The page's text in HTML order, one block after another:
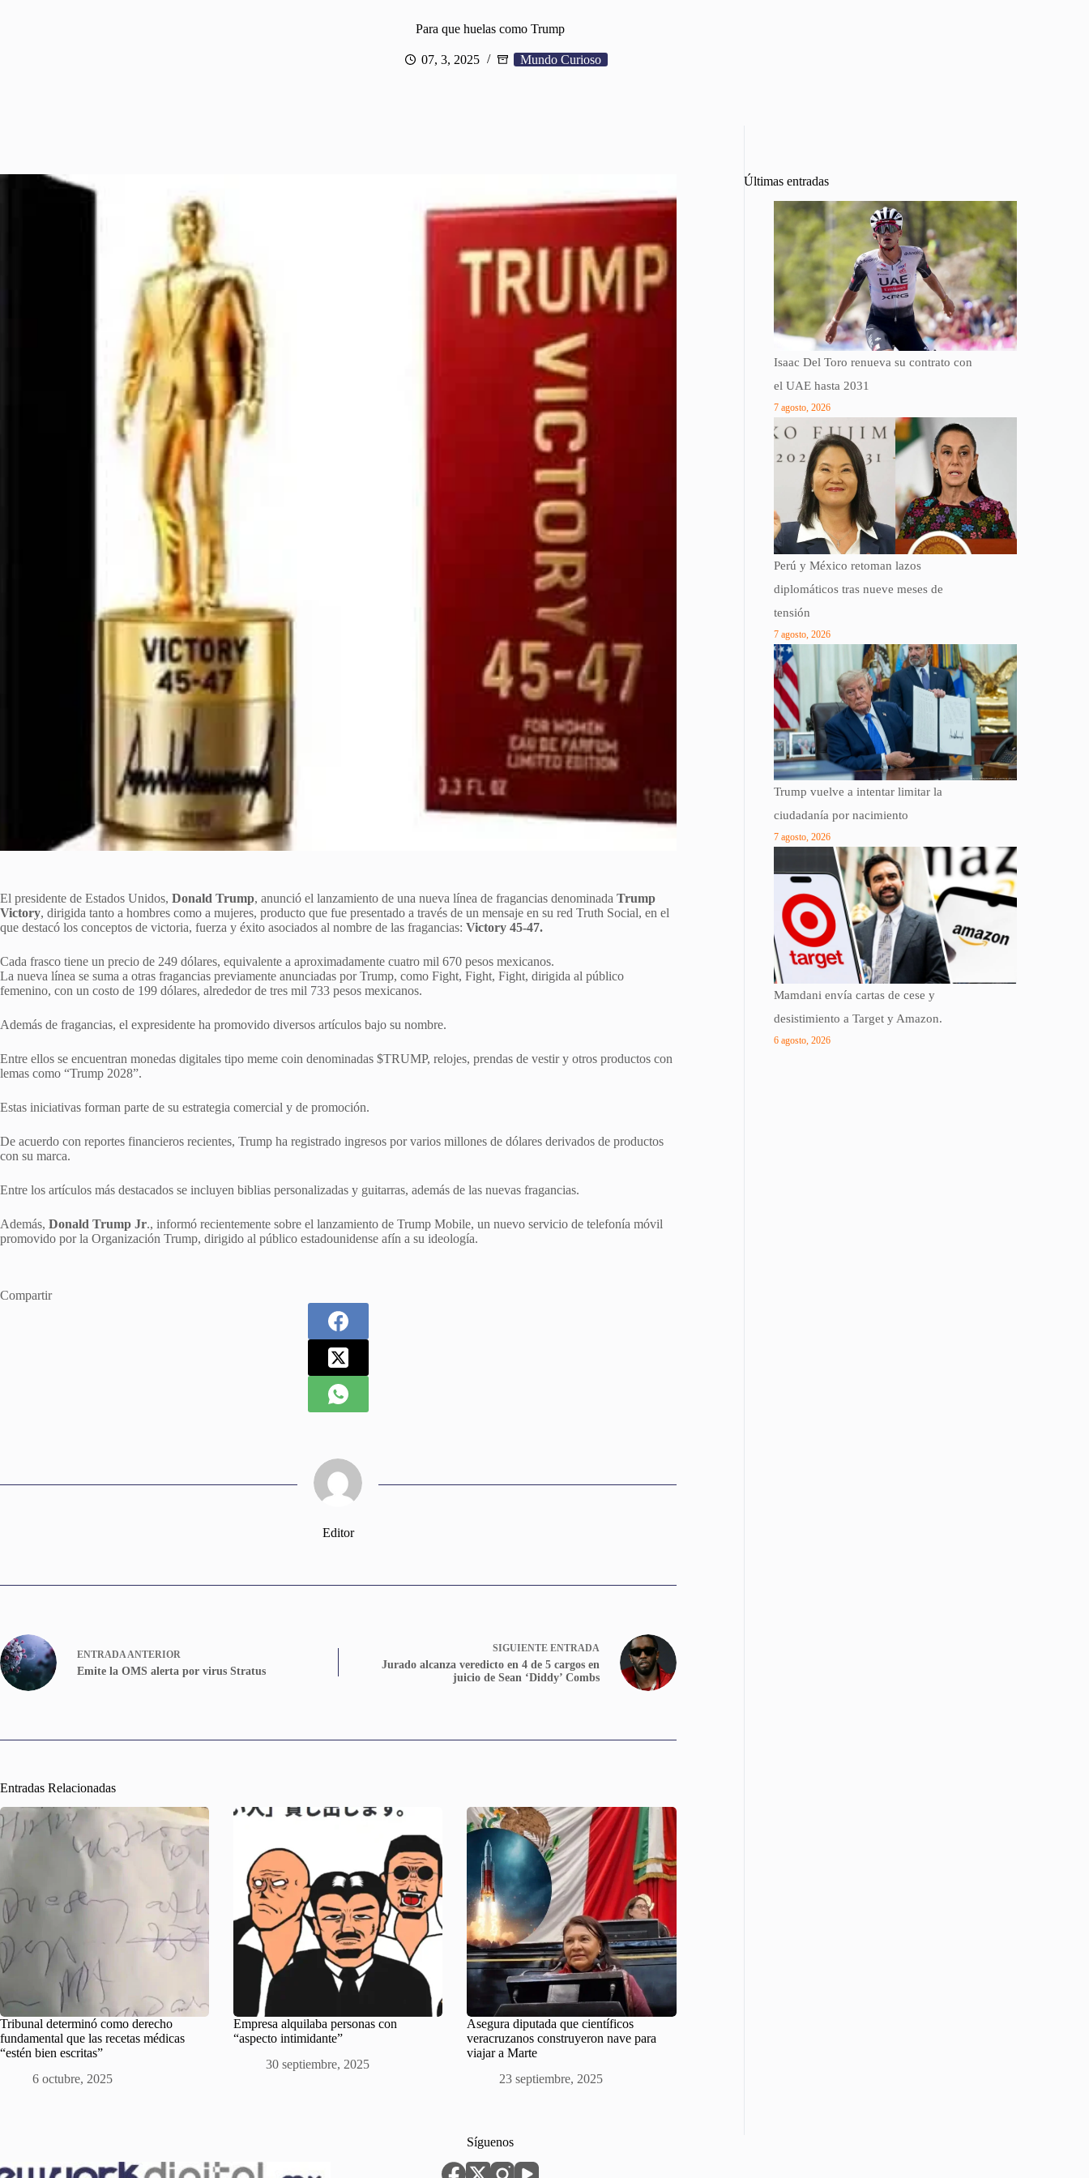
Para que huelas como Trump
07, 3, 2025 Mundo Curioso
El presidente de Estados Unidos, Donald Trump, anunció el lanzamiento de una nueva línea de fragancias denominada Trump
Victory, dirigida tanto a hombres como a mujeres, producto que fue presentado a través de un mensaje en su red Truth Social, en el
que destacó los conceptos de victoria, fuerza y éxito asociados al nombre de las fragancias: Victory 45-47.
Cada frasco tiene un precio de 249 dólares, equivalente a aproximadamente cuatro mil 670 pesos mexicanos.
La nueva línea se suma a otras fragancias previamente anunciadas por Trump, como Fight, Fight, Fight, dirigida al público
femenino, con un costo de 199 dólares, alrededor de tres mil 733 pesos mexicanos.
Además de fragancias, el expresidente ha promovido diversos artículos bajo su nombre.
Entre ellos se encuentran monedas digitales tipo meme coin denominadas $TRUMP, relojes, prendas de vestir y otros productos con
lemas como “Trump 2028”.
Estas iniciativas forman parte de su estrategia comercial y de promoción.
De acuerdo con reportes financieros recientes, Trump ha registrado ingresos por varios millones de dólares derivados de productos
con su marca.
Entre los artículos más destacados se incluyen biblias personalizadas y guitarras, además de las nuevas fragancias.
Además, Donald Trump Jr., informó recientemente sobre el lanzamiento de Trump Mobile, un nuevo servicio de telefonía móvil
promovido por la Organización Trump, dirigido al público estadounidense afín a su ideología.
Compartir
Editor
ENTRADAANTERIOR
Emite la OMS alerta por virus Stratus
SIGUIENTE ENTRADA
Jurado alcanza veredicto en 4 de 5 cargos en
juicio de Sean ‘Diddy’ Combs
Entradas Relacionadas
Tribunal determinó como derecho
fundamental que las recetas médicas
“estén bien escritas”
6 octubre, 2025
Empresa alquilaba personas con
“aspecto intimidante”
30 septiembre, 2025
Asegura diputada que científicos
veracruzanos construyeron nave para
viajar a Marte
23 septiembre, 2025
Últimas entradas
Isaac Del Toro renueva su contrato con
el UAE hasta 2031
7 agosto, 2026
Perú y México retoman lazos
diplomáticos tras nueve meses de
tensión
7 agosto, 2026
Trump vuelve a intentar limitar la
ciudadanía por nacimiento
7 agosto, 2026
Mamdani envía cartas de cese y
desistimiento a Target y Amazon.
6 agosto, 2026
Síguenos